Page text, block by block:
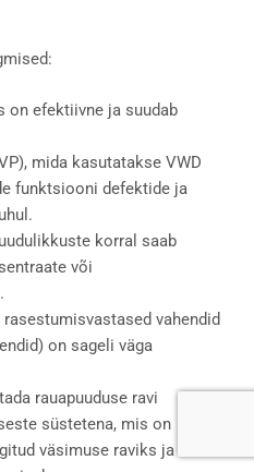
on efektiivne ja suudab
mida kasutatakse VWD
funktsiooni defektide ja
korral saab
või
vahendid
on sageli väga
rauapuuduse ravi
süstetena, mis on
väsimuse raviks ja